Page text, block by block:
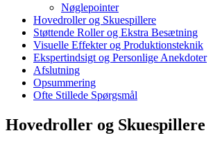
Nøglepointer
Hovedroller og Skuespillere
Støttende Roller og Ekstra Besætning
Visuelle Effekter og Produktionsteknik
Ekspertindsigt og Personlige Anekdoter
Afslutning
Opsummering
Ofte Stillede Spørgsmål
Hovedroller og Skuespillere